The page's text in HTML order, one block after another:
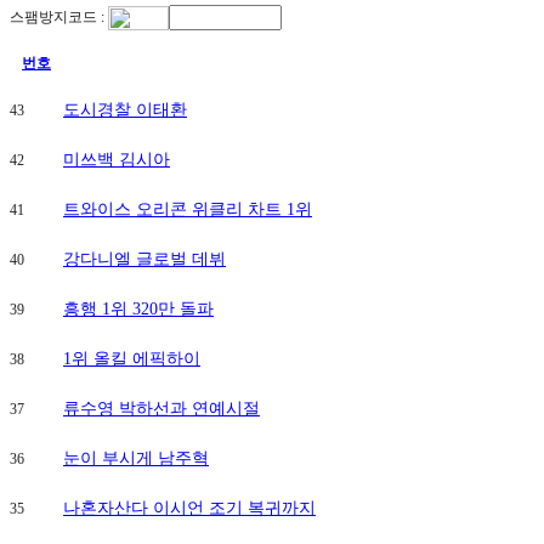
스팸방지코드 :
번호
43 도시경찰 이태환
42 미쓰백 김시아
41 트와이스 오리콘 위클리 차트 1위
40 강다니엘 글로벌 데뷔
39 흥행 1위 320만 돌파
38 1위 올킬 에픽하이
37 류수영 박하선과 연예시절
36 눈이 부시게 남주혁
35 나혼자산다 이시언 조기 복귀까지